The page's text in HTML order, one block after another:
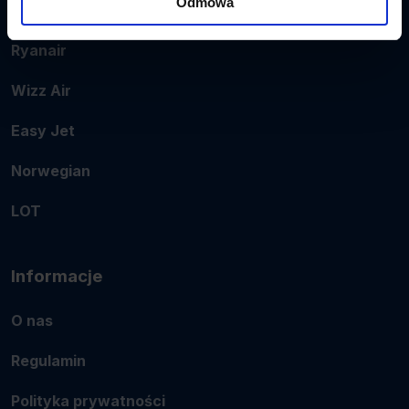
Ryanair
Wizz Air
Easy Jet
Norwegian
LOT
Informacje
O nas
Regulamin
Polityka prywatności